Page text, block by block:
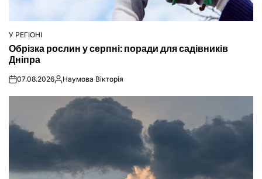
ОПУБЛІКУВАТИ
У
У РЕГІОНІ
Обрізка рослин у серпні: поради для садівників
Дніпра
on07.08.2026Опубліковано
Наумова Вікторія